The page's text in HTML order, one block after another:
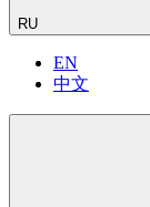
RU
EN
中文